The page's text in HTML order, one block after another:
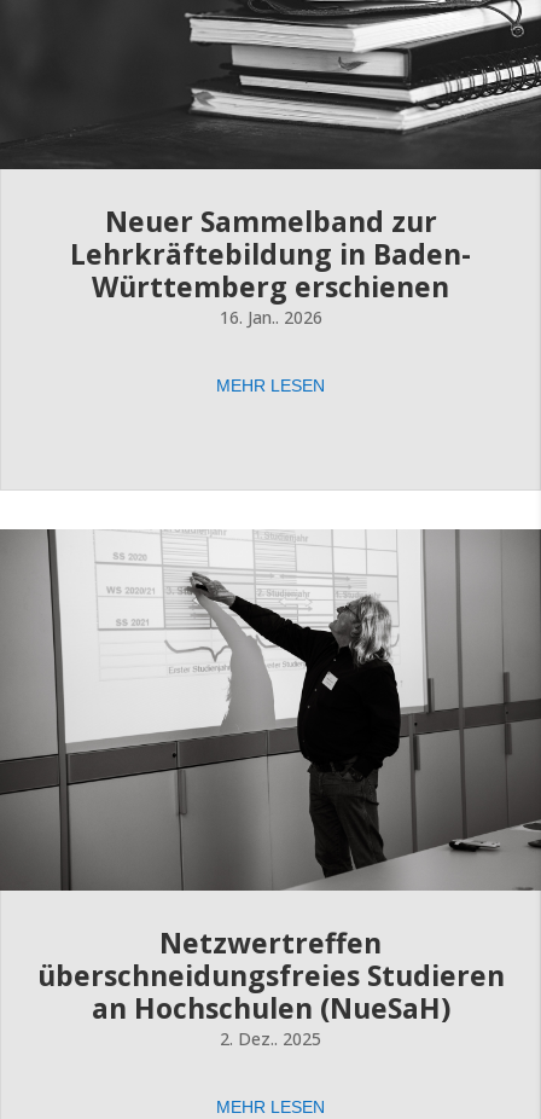
Neuer Sammelband zur
Lehrkräftebildung in Baden-
Württemberg erschienen
16. Jan.. 2026
MEHR LESEN
Netzwertreffen
überschneidungsfreies Studieren
an Hochschulen (NueSaH)
2. Dez.. 2025
MEHR LESEN